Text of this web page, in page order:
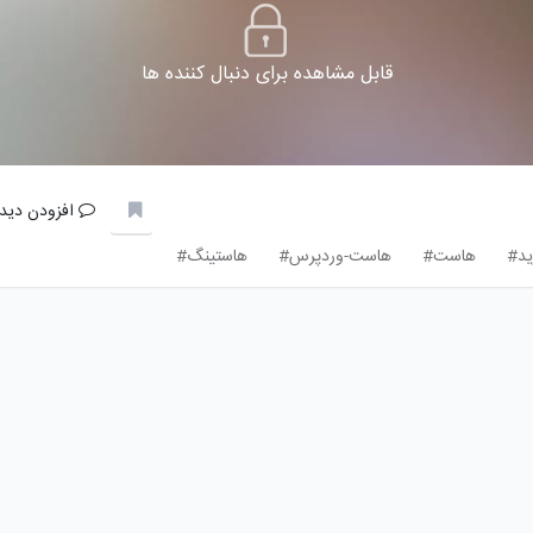
قابل مشاهده برای دنبال کننده ها
افزودن
هاست# هاست-وردپرس# هاستینگ#